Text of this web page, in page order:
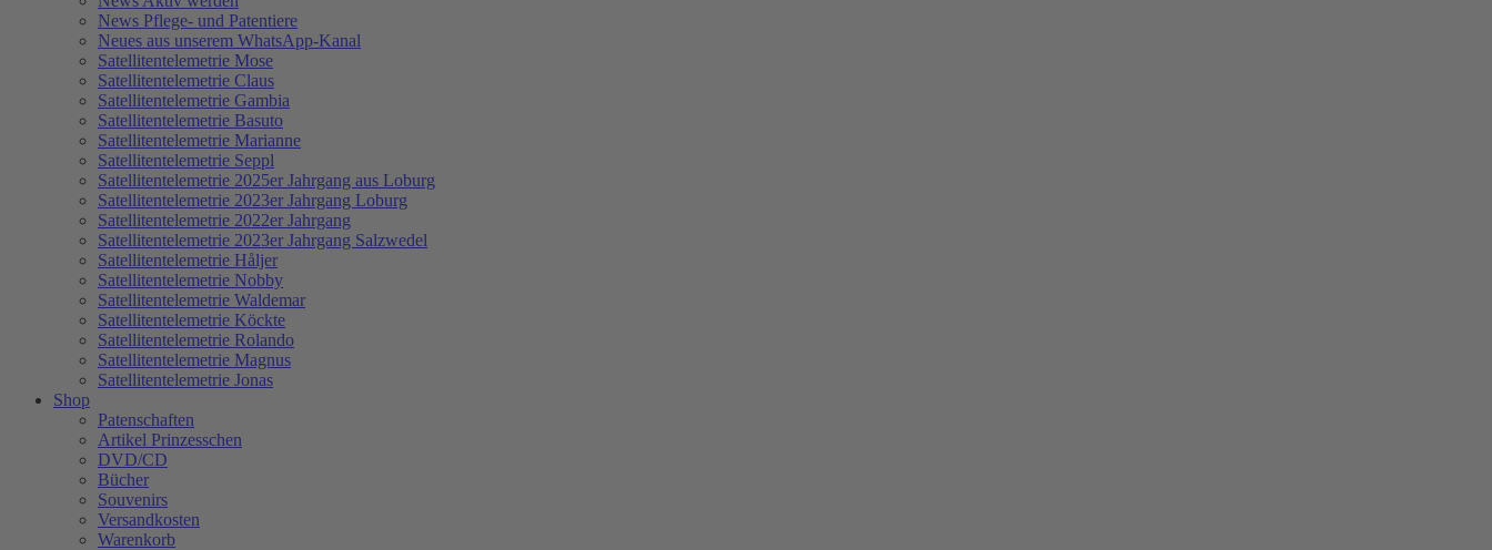
News Pflege- und Patentiere
Neues aus unserem WhatsApp-Kanal
Satellitentelemetrie Mose
Satellitentelemetrie Claus
Satellitentelemetrie Gambia
Satellitentelemetrie Basuto
Satellitentelemetrie Marianne
Satellitentelemetrie Seppl
Satellitentelemetrie 2025er Jahrgang aus Loburg
Satellitentelemetrie 2023er Jahrgang Loburg
Satellitentelemetrie 2022er Jahrgang
Satellitentelemetrie 2023er Jahrgang Salzwedel
Satellitentelemetrie Håljer
Satellitentelemetrie Nobby
Satellitentelemetrie Waldemar
Satellitentelemetrie Köckte
Satellitentelemetrie Rolando
Satellitentelemetrie Magnus
Satellitentelemetrie Jonas
Shop
Patenschaften
Artikel Prinzesschen
DVD/CD
Bücher
Souvenirs
Versandkosten
Warenkorb